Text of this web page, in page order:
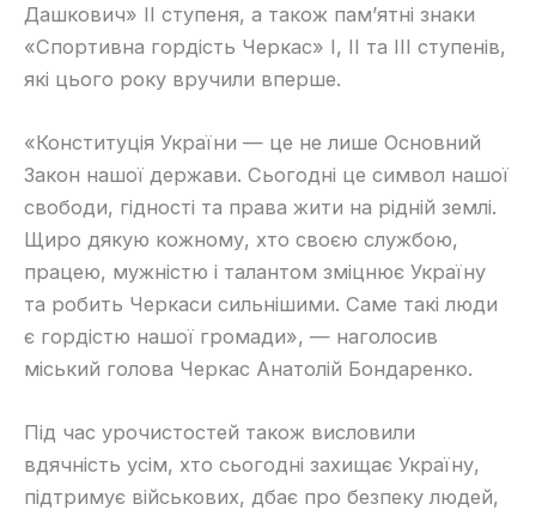
Дашкович» ІІ ступеня, а також пам’ятні знаки
«Спортивна гордість Черкас» І, ІІ та ІІІ ступенів,
які цього року вручили вперше.
«Конституція України — це не лише Основний
Закон нашої держави. Сьогодні це символ нашої
свободи, гідності та права жити на рідній землі.
Щиро дякую кожному, хто своєю службою,
працею, мужністю і талантом зміцнює Україну
та робить Черкаси сильнішими. Саме такі люди
є гордістю нашої громади», — наголосив
міський голова Черкас Анатолій Бондаренко.
Під час урочистостей також висловили
вдячність усім, хто сьогодні захищає Україну,
підтримує військових, дбає про безпеку людей,